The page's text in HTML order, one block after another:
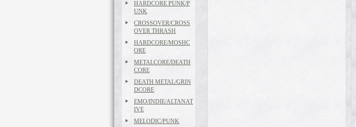
HARDCORE PUNK/P
UNK
CROSSOVER/CROSS
OVER THRASH
HARDCORE/MOSHC
ORE
METALCORE/DEATH
CORE
DEATH METAL/GRIN
DCORE
EMO/INDIE/ALTANAT
IVE
MELODIC/PUNK